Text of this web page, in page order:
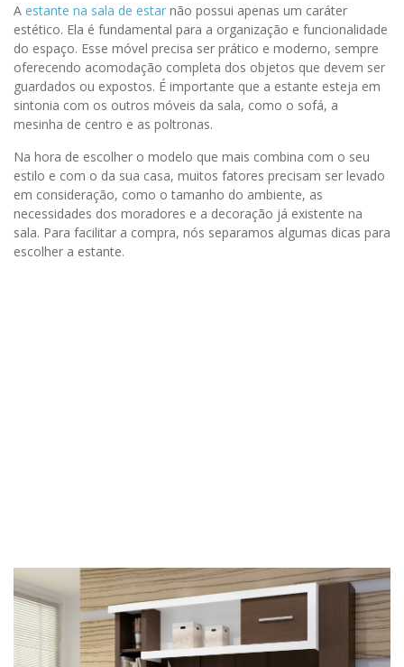
A estante na sala de estar não possui apenas um caráter
estético. Ela é fundamental para a organização e funcionalidade
do espaço. Esse móvel precisa ser prático e moderno, sempre
oferecendo acomodação completa dos objetos que devem ser
guardados ou expostos. É importante que a estante esteja em
sintonia com os outros móveis da sala, como o sofá, a
mesinha de centro e as poltronas.
Na hora de escolher o modelo que mais combina com o seu
estilo e com o da sua casa, muitos fatores precisam ser levado
em consideração, como o tamanho do ambiente, as
necessidades dos moradores e a decoração já existente na
sala. Para facilitar a compra, nós separamos algumas dicas para
escolher a estante.